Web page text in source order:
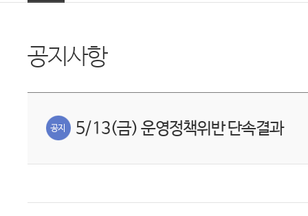
공지사항
5/13(금) 운영정책위반 단속결과